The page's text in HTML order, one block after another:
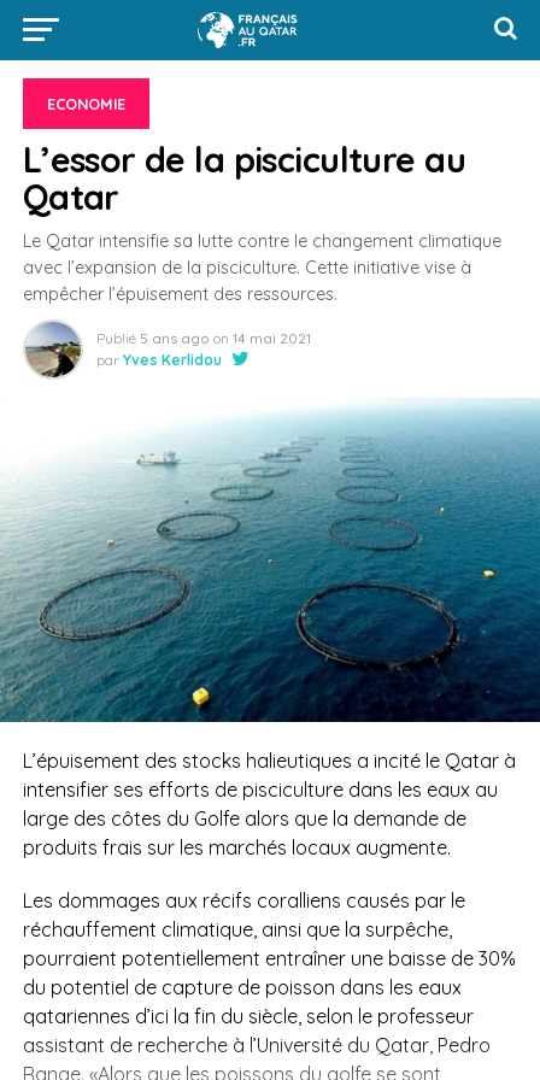
ECONOMIE
L’essor de la pisciculture au
Qatar
Le Qatar intensifie sa lutte contre le changement climatique
avec l’expansion de la pisciculture. Cette initiative vise à
empêcher l’épuisement des ressources.
Publié 5 ans ago on 14 mai 2021
par Yves Kerlidou
L’épuisement des stocks halieutiques a incité le Qatar à
intensifier ses efforts de pisciculture dans les eaux au
large des côtes du Golfe alors que la demande de
produits frais sur les marchés locaux augmente.
Les dommages aux récifs coralliens causés par le
réchauffement climatique, ainsi que la surpêche,
pourraient potentiellement entraîner une baisse de 30%
du potentiel de capture de poisson dans les eaux
qatariennes d’ici la fin du siècle, selon le professeur
assistant de recherche à l’Université du Qatar, Pedro
Range. «Alors que les poissons du golfe se sont